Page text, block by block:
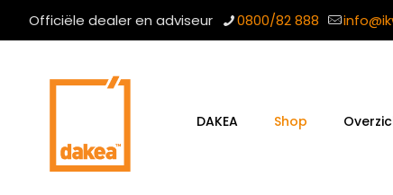
Officiële dealer en adviseur 0800/82 888
DAKEA Shop